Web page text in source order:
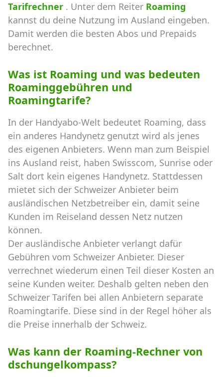
Tarifrechner . Unter dem Reiter Roaming
kannst du deine Nutzung im Ausland eingeben.
Damit werden die besten Abos und Prepaids
berechnet.
Was ist Roaming und was bedeuten
Roaminggebühren und
Roamingtarife?
In der Handyabo-Welt bedeutet Roaming, dass
ein anderes Handynetz genutzt wird als jenes
des eigenen Anbieters. Wenn man zum Beispiel
ins Ausland reist, haben Swisscom, Sunrise oder
Salt dort kein eigenes Handynetz. Stattdessen
mietet sich der Schweizer Anbieter beim
ausländischen Netzbetreiber ein, damit seine
Kunden im Reiseland dessen Netz nutzen
können.
Der ausländische Anbieter verlangt dafür
Gebühren vom Schweizer Anbieter. Dieser
verrechnet wiederum einen Teil dieser Kosten an
seine Kunden weiter. Deshalb gelten neben den
Schweizer Tarifen bei allen Anbietern separate
Roamingtarife. Diese sind in der Regel höher als
die Preise innerhalb der Schweiz.
Was kann der Roaming-Rechner von
dschungelkompass?